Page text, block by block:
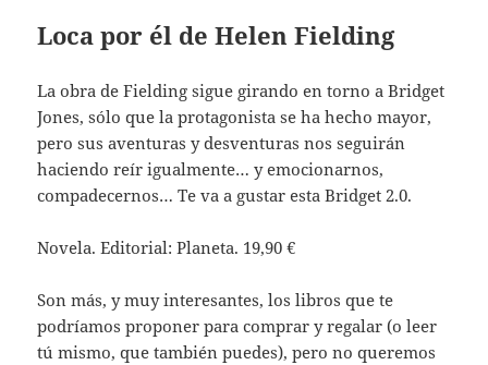
Loca por él de Helen Fielding
La obra de Fielding sigue girando en torno a Bridget
Jones, sólo que la protagonista se ha hecho mayor,
pero sus aventuras y desventuras nos seguirán
haciendo reír igualmente… y emocionarnos,
compadecernos… Te va a gustar esta Bridget 2.0.
Novela. Editorial: Planeta. 19,90 €
Son más, y muy interesantes, los libros que te
podríamos proponer para comprar y regalar (o leer
tú mismo, que también puedes), pero no queremos